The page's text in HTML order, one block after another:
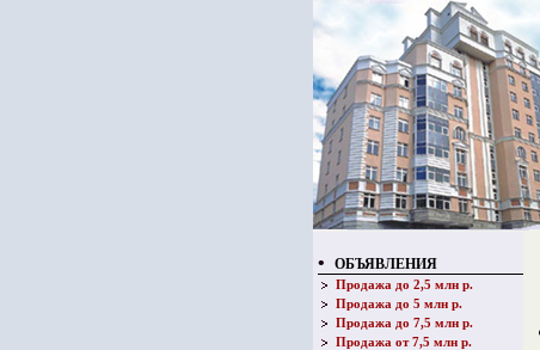
• ОБЪЯВЛЕНИЯ
Продажа до 2,5 млн р.
Продажа до 5 млн р.
Продажа до 7,5 млн р.
Продажа от 7,5 млн р.